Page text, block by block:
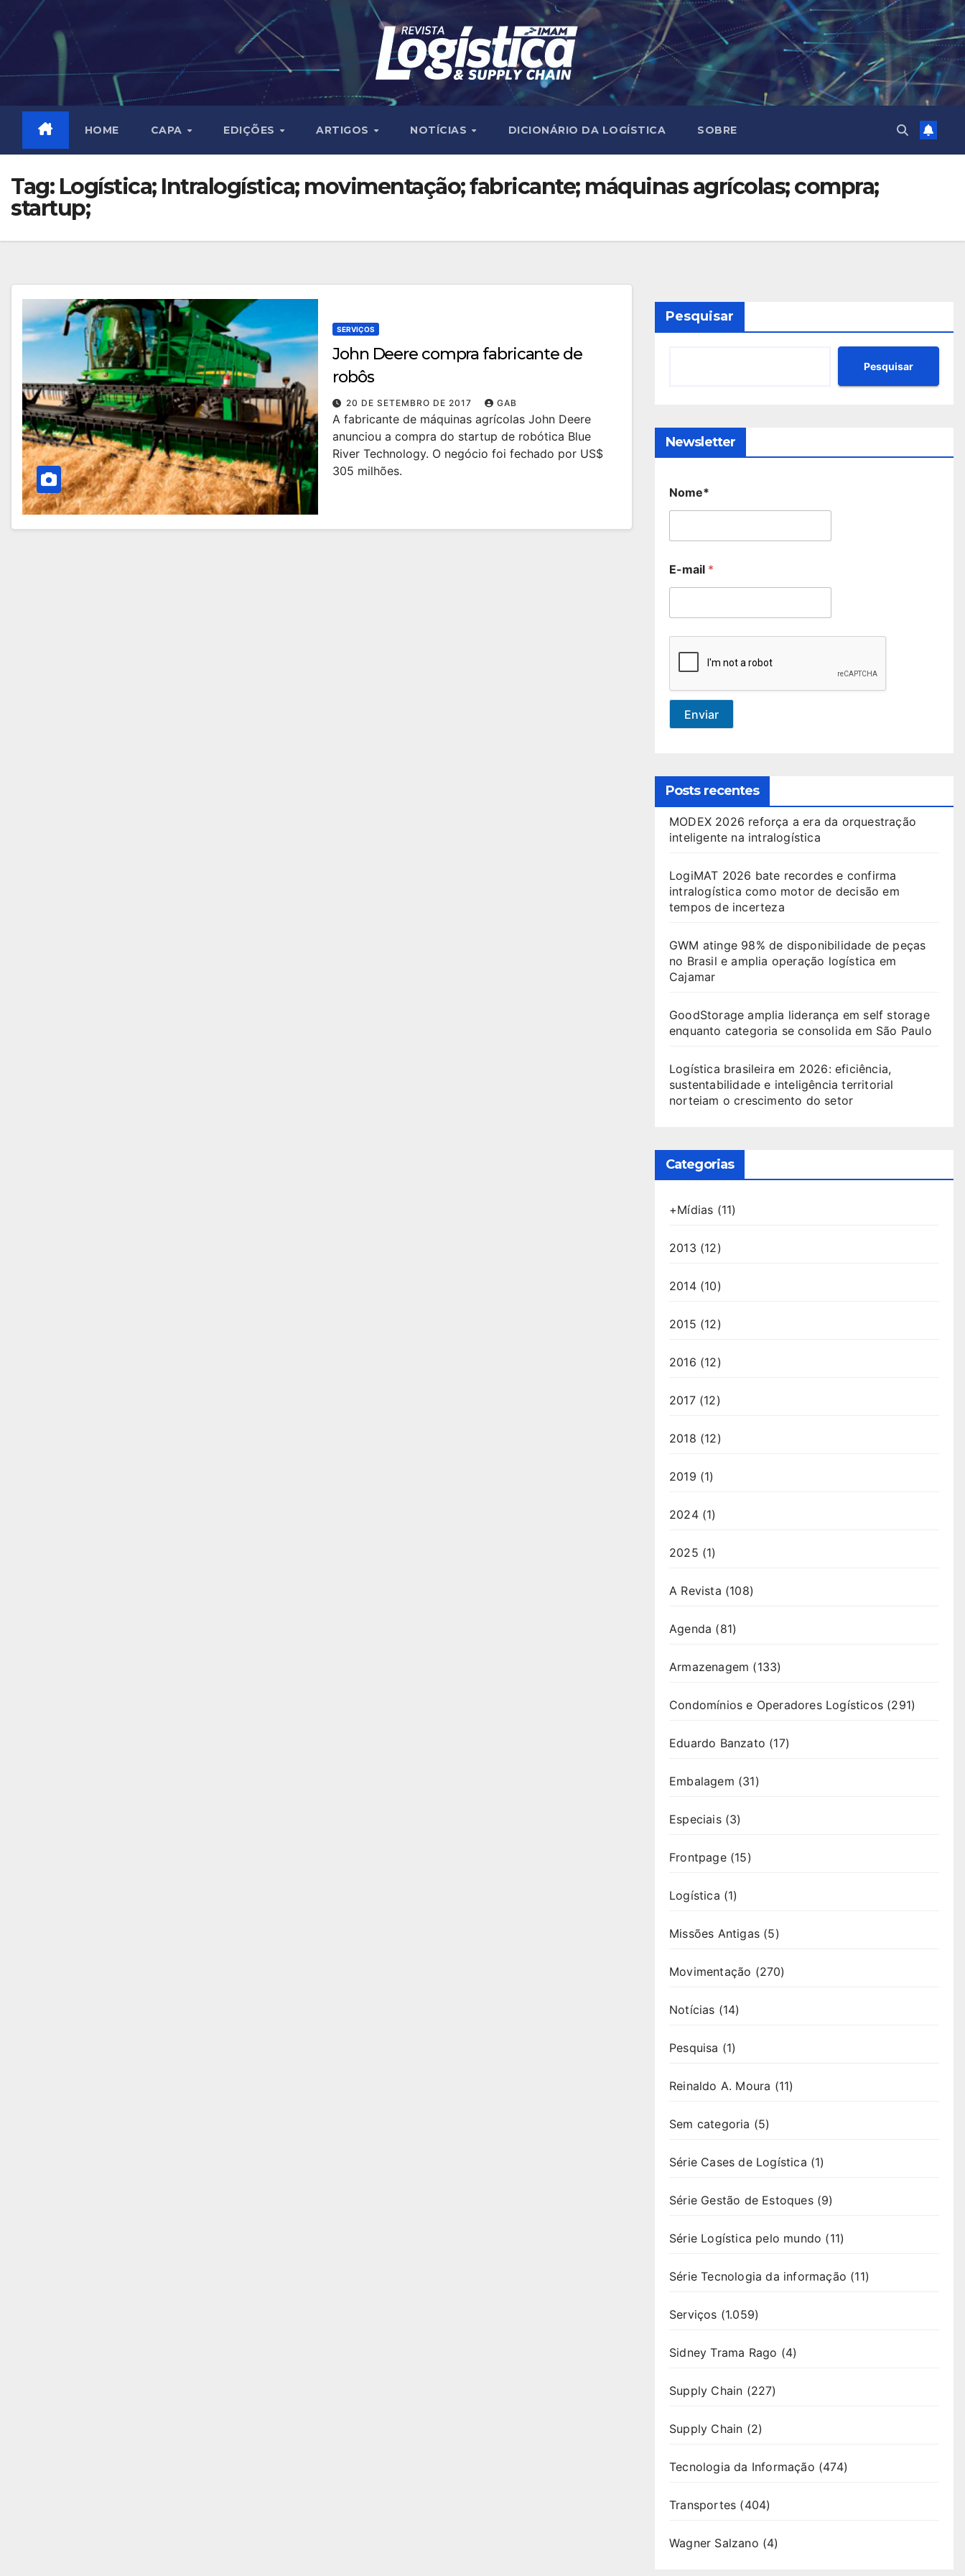
content
HOME CAPA EDIÇÕES ARTIGOS NOTÍCIAS DICIONÁRIO DA LOGÍSTICA SOBRE
Tag: Logística; Intralogística; movimentação; fabricante; máquinas agrícolas; compra;
startup;
SERVIÇOS
John Deere compra fabricante de
robôs
20 DE SETEMBRO DE 2017 GAB
A fabricante de máquinas agrícolas John Deere
anunciou a compra do startup de robótica Blue
River Technology. O negócio foi fechado por US$
305 milhões.
Pesquisar
Pesquisar
Newsletter
Nome*
E-mail *
Enviar
Posts recentes
MODEX 2026 reforça a era da orquestração
inteligente na intralogística
LogiMAT 2026 bate recordes e confirma
intralogística como motor de decisão em
tempos de incerteza
GWM atinge 98% de disponibilidade de peças
no Brasil e amplia operação logística em
Cajamar
GoodStorage amplia liderança em self storage
enquanto categoria se consolida em São Paulo
Logística brasileira em 2026: eficiência,
sustentabilidade e inteligência territorial
norteiam o crescimento do setor
Categorias
+Mídias (11)
2013 (12)
2014(10)
2015 (12)
2016 (12)
2017(12)
2018 (12)
2019 (1)
2024(1)
2025 (1)
A Revista (108)
Agenda (81)
Armazenagem (133)
Condomínios e Operadores Logísticos (291)
Eduardo Banzato (17)
Embalagem (31)
Especiais(3)
Frontpage(15)
Logística (1)
Missões Antigas (5)
Movimentação (270)
Notícias (14)
Pesquisa (1)
Reinaldo A. Moura (11)
Sem categoria (5)
Série Cases de Logística (1)
Série Gestão de Estoques(9)
Série Logística pelo mundo (11)
Série Tecnologia da informação (11)
Serviços (1.059)
Sidney Trama Rago (4)
Supply Chain (227)
Supply Chain (2)
Tecnologia da Informação (474)
Transportes (404)
Wagner Salzano (4)